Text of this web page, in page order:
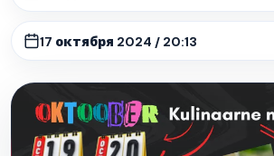
17 октября 2024 / 20:13